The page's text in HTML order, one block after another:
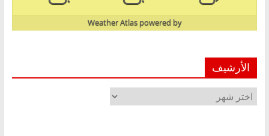
powered by
Weather Atlas
الأرشيف
الأرشيف